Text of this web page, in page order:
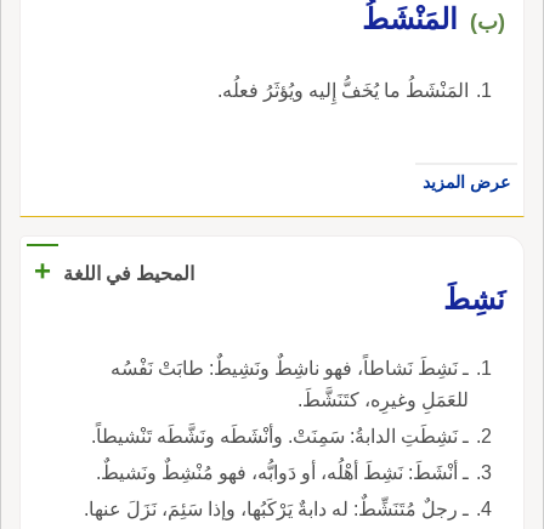
(ب) المَنْشَطُ
المَنْشَطُ ما يُخَفُّ إِليه ويُؤثَرُ فعلُه.
عرض المزيد
المحيط في اللغة
+
نَشِطَ
ـ نَشِطَ نَشاطاً، فهو ناشِطٌ ونَشِيطٌ: طابَتْ نَفْسُه
للعَمَلِ وغيرِه، كتَنَشَّطَ.
ـ نَشِطَتِ الدابةُ: سَمِنَتْ. وأنْشَطَه ونَشَّطَه تَنْشيطاً.
ـ أنْشَطَ: نَشِطَ أهْلُه، أو دَوابُّه، فهو مُنْشِطٌ ونَشيطٌ.
ـ رجلٌ مُتَنَشِّطٌ: له دابةٌ يَرْكَبُها، وإذا سَئِمَ، نَزَلَ عنها.